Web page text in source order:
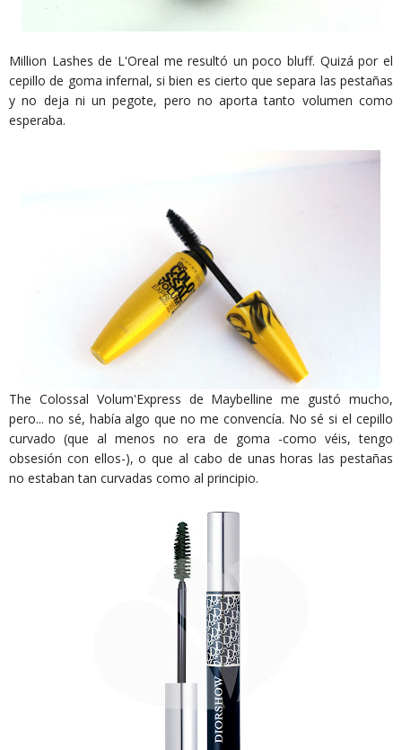
Million Lashes de L'Oreal me resultó un poco bluff. Quizá por el
cepillo de goma infernal, si bien es cierto que separa las pestañas
y no deja ni un pegote, pero no aporta tanto volumen como
esperaba.
The Colossal Volum'Express de Maybelline me gustó mucho,
pero... no sé, había algo que no me convencía. No sé si el cepillo
curvado (que al menos no era de goma -como véis, tengo
obsesión con ellos-), o que al cabo de unas horas las pestañas
no estaban tan curvadas como al principio.